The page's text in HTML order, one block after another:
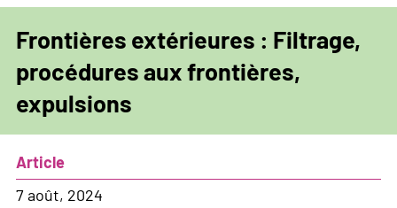
Frontières extérieures : Filtrage,
procédures aux frontières,
expulsions
Article
7 août, 2024